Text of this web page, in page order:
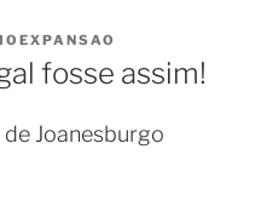
fosse assim!
Joanesburgo